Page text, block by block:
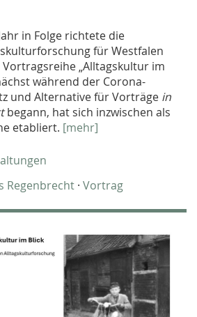
in Folge richtete die
für Westfalen
„Alltagskultur im
während der Corona-
und Alternative für Vorträge in
begann, hat sich inzwischen als
etabliert. [mehr]
Regenbrecht · Vortrag